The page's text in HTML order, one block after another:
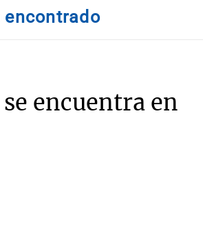
encontrado
encuentra en